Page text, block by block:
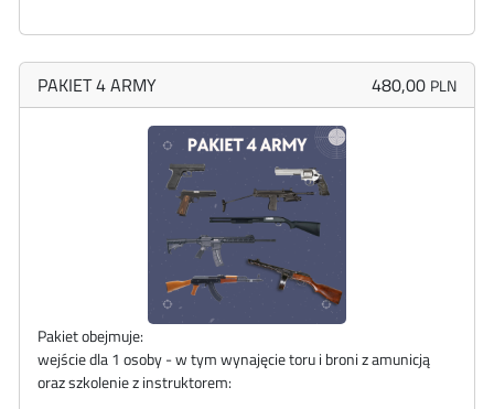
PAKIET 4 ARMY 480,00 PLN
Pakiet obejmuje:
wejście dla 1 osoby - w tym wynajęcie toru i broni z amunicją
oraz szkolenie z instruktorem: